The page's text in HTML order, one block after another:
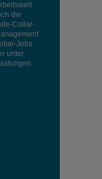
die
Collar-
Jobs
unter